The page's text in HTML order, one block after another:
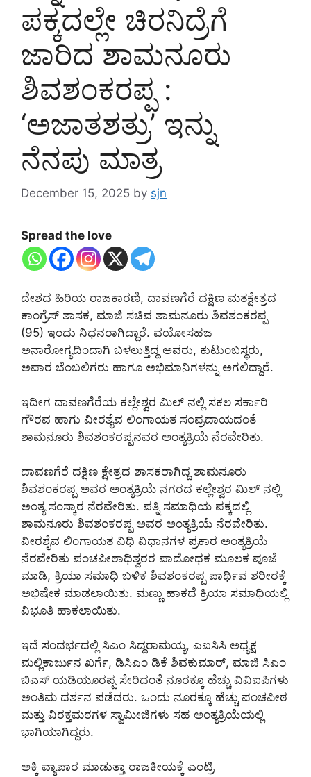
ಪಕ್ಕದಲ್ಲೇ ಚಿರನಿದ್ರೆಗೆ
ಜಾರಿದ ಶಾಮನೂರು
ಶಿವಶಂಕರಪ್ಪ :
‘ಅಜಾತಶತ್ರು’ ಇನ್ನು
ನೆನಪು ಮಾತ್ರ
December 15, 2025 by sjn
Spread the love
ದೇಶದ ಹಿರಿಯ ರಾಜಕಾರಣಿ, ದಾವಣಗೆರೆ ದಕ್ಷಿಣ ಮತಕ್ಷೇತ್ರದ
ಕಾಂಗ್ರೆಸ್ ಶಾಸಕ, ಮಾಜಿ ಸಚಿವ ಶಾಮನೂರು ಶಿವಶಂಕರಪ್ಪ
(95) ಇಂದು ನಿಧನರಾಗಿದ್ದಾರೆ. ವಯೋಸಹಜ
ಅನಾರೋಗ್ಯದಿಂದಾಗಿ ಬಳಲುತ್ತಿದ್ದ ಅವರು, ಕುಟುಂಬಸ್ಥರು,
ಅಪಾರ ಬೆಂಬಲಿಗರು ಹಾಗೂ ಅಭಿಮಾನಿಗಳನ್ನು ಅಗಲಿದ್ದಾರೆ.
ಇದೀಗ ದಾವಣಗೆರೆಯ ಕಲ್ಲೇಶ್ವರ ಮಿಲ್ ನಲ್ಲಿ ಸಕಲ ಸರ್ಕಾರಿ
ಗೌರವ ಹಾಗು ವೀರಶೈವ ಲಿಂಗಾಯತ ಸಂಪ್ರದಾಯದಂತೆ
ಶಾಮನೂರು ಶಿವಶಂಕರಪ್ಪನವರ ಅಂತ್ಯಕ್ರಿಯೆ ನೆರವೇರಿತು.
ದಾವಣಗೆರೆ ದಕ್ಷಿಣ ಕ್ಷೇತ್ರದ ಶಾಸಕರಾಗಿದ್ದ ಶಾಮನೂರು
ಶಿವಶಂಕರಪ್ಪ ಅವರ ಅಂತ್ಯಕ್ರಿಯೆ ನಗರದ ಕಲ್ಲೇಶ್ವರ ಮಿಲ್ ನಲ್ಲಿ
ಅಂತ್ಯ ಸಂಸ್ಕಾರ ನೆರವೇರಿತು. ಪತ್ನಿ ಸಮಾಧಿಯ ಪಕ್ಕದಲ್ಲಿ
ಶಾಮನೂರು ಶಿವಶಂಕರಪ್ಪ ಅವರ ಅಂತ್ಯಕ್ರಿಯೆ ನೆರವೇರಿತು.
ವೀರಶೈವ ಲಿಂಗಾಯತ ವಿಧಿ ವಿಧಾನಗಳ ಪ್ರಕಾರ ಅಂತ್ಯಕ್ರಿಯೆ
ನೆರವೇರಿತು ಪಂಚಪೀಠಾಧಿಶ್ವರರ ಪಾದೋಧಕ ಮೂಲಕ ಪೂಜೆ
ಮಾಡಿ, ಕ್ರಿಯಾ ಸಮಾಧಿ ಬಳಿಕ ಶಿವಶಂಕರಪ್ಪ ಪಾರ್ಥಿವ ಶರೀರಕ್ಕೆ
ಅಭಿಷೇಕ ಮಾಡಲಾಯಿತು. ಮಣ್ಣು ಹಾಕದೆ ಕ್ರಿಯಾ ಸಮಾಧಿಯಲ್ಲಿ
ವಿಭೂತಿ ಹಾಕಲಾಯಿತು.
ಇದೆ ಸಂದರ್ಭದಲ್ಲಿ ಸಿಎಂ ಸಿದ್ದರಾಮಯ್ಯ, ಎಐಸಿಸಿ ಅಧ್ಯಕ್ಷ
ಮಲ್ಲಿಕಾರ್ಜುನ ಖರ್ಗೆ, ಡಿಸಿಎಂ ಡಿಕೆ ಶಿವಕುಮಾರ್, ಮಾಜಿ ಸಿಎಂ
ಬಿಎಸ್ ಯಡಿಯೂರಪ್ಪ ಸೇರಿದಂತೆ ನೂರಕ್ಕೂ ಹೆಚ್ಚು ವಿವಿಐಪಿಗಳು
ಅಂತಿಮ ದರ್ಶನ ಪಡೆದರು. ಒಂದು ನೂರಕ್ಕೂ ಹೆಚ್ಚು ಪಂಚಪೀಠ
ಮತ್ತು ವಿರಕ್ತಮಠಗಳ ಸ್ವಾಮೀಜಿಗಳು ಸಹ ಅಂತ್ಯಕ್ರಿಯೆಯಲ್ಲಿ
ಭಾಗಿಯಾಗಿದ್ದರು.
ಅಕ್ಕಿ ವ್ಯಾಪಾರ ಮಾಡುತ್ತಾ ರಾಜಕೀಯಕ್ಕೆ ಎಂಟ್ರಿ